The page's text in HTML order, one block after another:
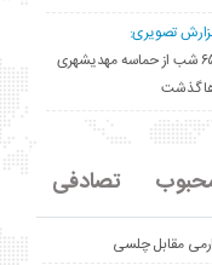
تصویری:
۶۵ شب از حماسه مهدیشهری
گذشت
تصادفی
مقابل چلسی